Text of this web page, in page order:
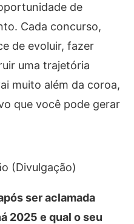
de
Cada concurso,
de evoluir, fazer
uma trajetória
muito além da coroa,
que você pode gerar
(Divulgação)
ser aclamada
2025 e qual o seu